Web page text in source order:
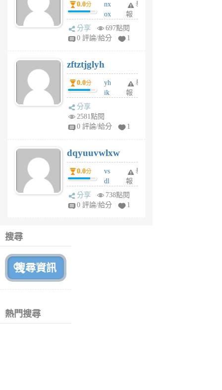
月
前
0.0分
nx
ox
rh
pe
月
前
舉
報
分享
697點閱
0 評論/給分
1
zftztjglyh
0.0分
yh
ik
tu
6
個
月
前
舉
報
分享
2581點閱
0 評論/給分
1
dqyuuvwlxw
0.0分
vs
dl
sq
fy
舉
報
分享
738點閱
0 評論/給分
1
搜尋
熱門搜尋